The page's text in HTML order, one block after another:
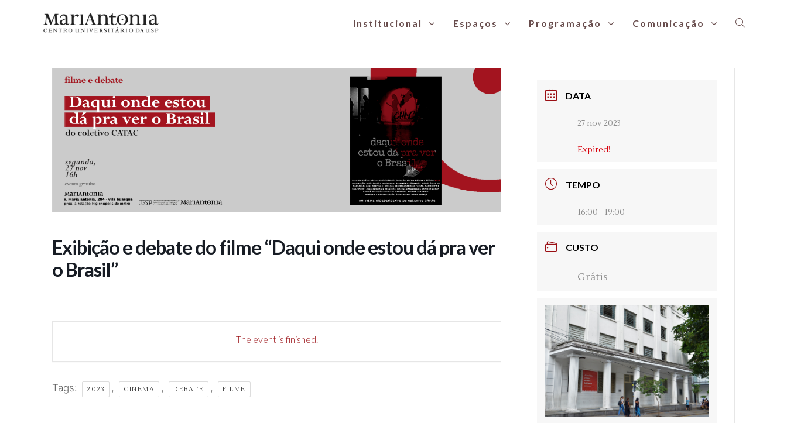
Institucional Espaços Programação Comunicação
Exibição e debate do filme “Daqui onde estou dá pra ver o Brasil”
Exibição e debate do filme “Daqui onde estou dá pra ver
o Brasil”
The event is finished.
Tags: 2023 , CINEMA , DEBATE , FILME
DATA
27 nov 2023
Expired!
TEMPO
16:00 - 19:00
CUSTO
Grátis